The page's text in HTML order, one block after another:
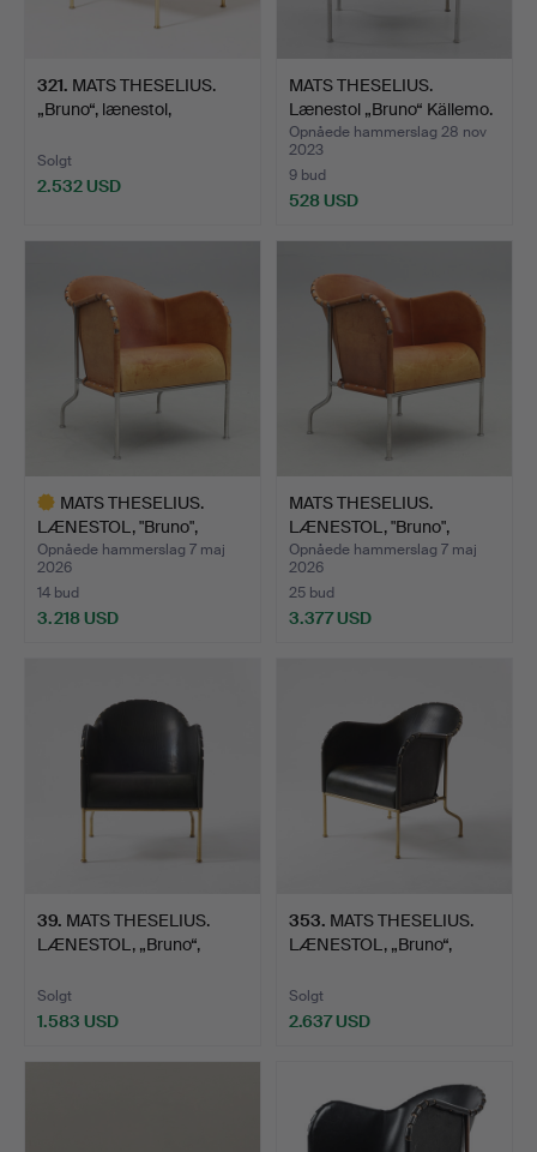
321. MATS THESELIUS.
„Bruno“, lænestol,
Solgt
2.532 USD
MATS THESELIUS.
Lænestol „Bruno“ Källemo.
Opnåede hammerslag 28 nov
2023
9 bud
528 USD
MATS THESELIUS.
LÆNESTOL, "Bruno",
Källemo.
Opnåede hammerslag 7 maj
2026
14 bud
3.218 USD
MATS THESELIUS.
LÆNESTOL, "Bruno",
Källemo.
Opnåede hammerslag 7 maj
2026
25 bud
3.377 USD
39. MATS THESELIUS.
LÆNESTOL, „Bruno“,
Solgt
1.583 USD
353. MATS THESELIUS.
LÆNESTOL, „Bruno“,
Solgt
2.637 USD